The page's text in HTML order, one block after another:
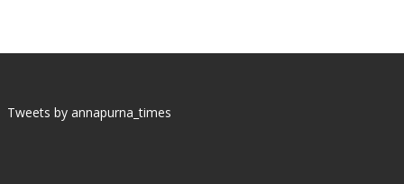
Tweets by annapurna_times